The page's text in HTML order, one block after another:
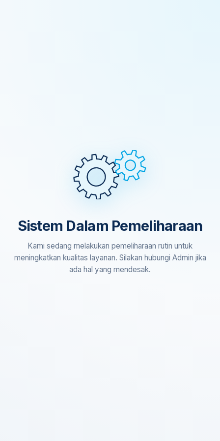
Sistem Dalam Pemeliharaan
Kami sedang melakukan pemeliharaan rutin untuk
meningkatkan kualitas layanan. Silakan hubungi Admin jika
ada hal yang mendesak.